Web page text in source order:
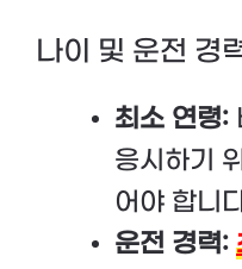
나이 및 운전 경
최소 연령:
응시하기
어야 합니
운전 경력: